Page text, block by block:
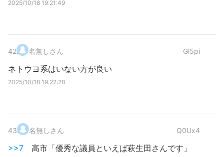
2025/10/18 19:21:49
42. 名無しさん Gl5pi
ネトウヨ系はいない方が良い
2025/10/18 19:22:28
43. 名無しさん Q0Ux4
>>7 高市「優秀な議員といえば萩生田さんです」